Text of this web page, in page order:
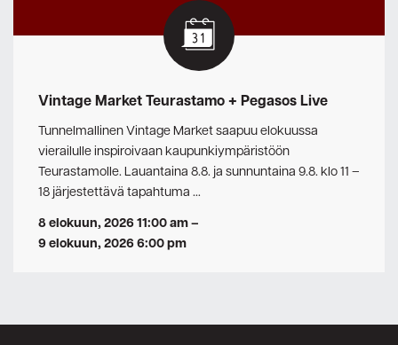
Vintage Market Teurastamo + Pegasos Live
Tunnelmallinen Vintage Market saapuu elokuussa
vierailulle inspiroivaan kaupunkiympäristöön
Teurastamolle. Lauantaina 8.8. ja sunnuntaina 9.8. klo 11 –
18 järjestettävä tapahtuma …
8 elokuun, 2026 11:00 am–
9 elokuun, 2026 6:00 pm